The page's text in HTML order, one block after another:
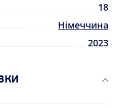
18
Німеччина
2023